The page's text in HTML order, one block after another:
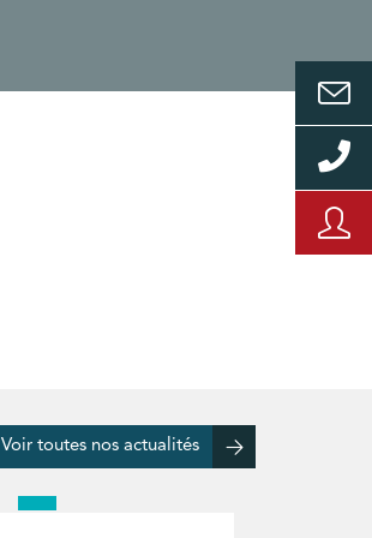
Voir toutes nos actualités